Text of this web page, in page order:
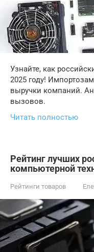
Узнайте, как
2025 году!
выручки компаний.
вызовов.
Читать полностью
Рейтинг лучших
компьютерной
Рейтинги товаров